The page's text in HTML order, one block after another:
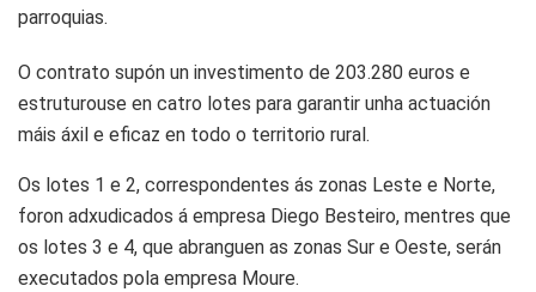
parroquias.
O contrato supón un investimento de 203.280 euros e
estruturouse en catro lotes para garantir unha actuación
máis áxil e eficaz en todo o territorio rural.
Os lotes 1 e 2, correspondentes ás zonas Leste e Norte,
foron adxudicados á empresa Diego Besteiro, mentres que
os lotes 3 e 4, que abranguen as zonas Sur e Oeste, serán
executados pola empresa Moure.